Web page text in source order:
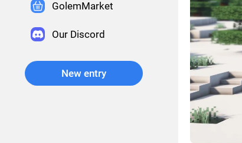
GolemMarket
Our Discord
New entry